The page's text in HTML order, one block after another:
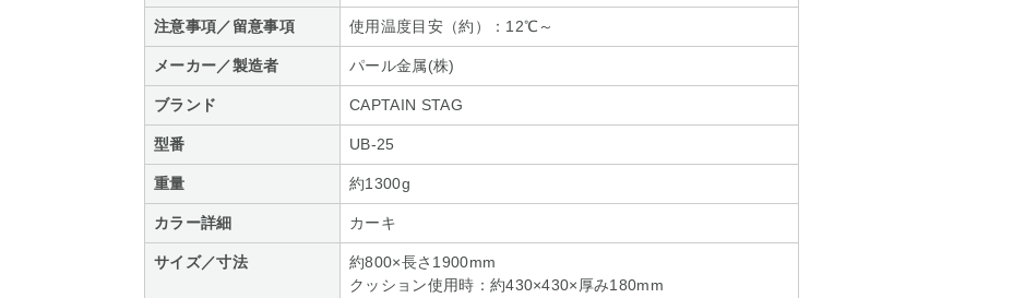
注意事項／留意事項 使用温度目安（約）：12℃～
メーカー／製造者 パール金属(株)
ブランド CAPTAIN STAG
型番 UB-25
重量 約1300g
カラー詳細 カーキ
サイズ／寸法
約800×長さ1900mm
クッション使用時：約430×430×厚み180mm